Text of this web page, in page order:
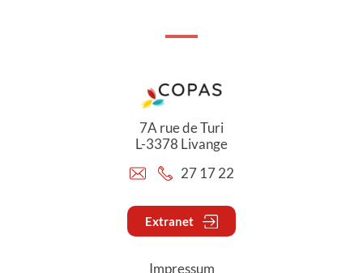
7A rue de Turi
L-3378 Livange
27 17 22
Extranet
Impressum